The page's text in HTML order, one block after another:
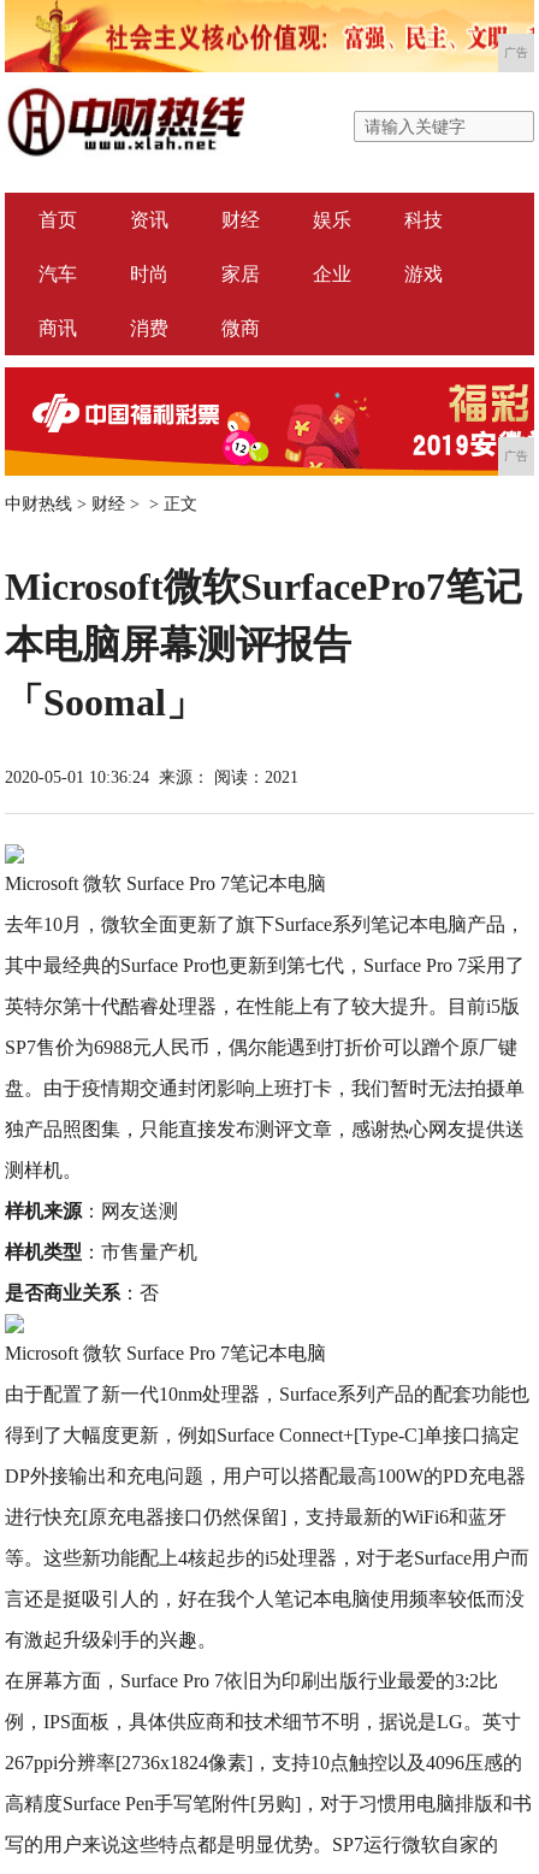
广告
首页 资讯 财经 娱乐 科技
汽车 时尚 家居 企业 游戏
商讯 消费 微商
广告
中财热线 > 财经 > > 正文
Microsoft微软SurfacePro7笔记
本电脑屏幕测评报告
「Soomal」
2020-05-01 10:36:24 来源： 阅读：2021
Microsoft 微软 Surface Pro 7笔记本电脑
去年10月，微软全面更新了旗下Surface系列笔记本电脑产品，
其中最经典的Surface Pro也更新到第七代，Surface Pro 7采用了
英特尔第十代酷睿处理器，在性能上有了较大提升。目前i5版
SP7售价为6988元人民币，偶尔能遇到打折价可以蹭个原厂键
盘。由于疫情期交通封闭影响上班打卡，我们暂时无法拍摄单
独产品照图集，只能直接发布测评文章，感谢热心网友提供送
测样机。
样机来源 ：网友送测
样机类型 ：市售量产机
是否商业关系 ：否
Microsoft 微软 Surface Pro 7笔记本电脑
由于配置了新一代10nm处理器，Surface系列产品的配套功能也
得到了大幅度更新，例如Surface Connect+[Type-C]单接口搞定
DP外接输出和充电问题，用户可以搭配最高100W的PD充电器
进行快充[原充电器接口仍然保留]，支持最新的WiFi6和蓝牙
等。这些新功能配上4核起步的i5处理器，对于老Surface用户而
言还是挺吸引人的，好在我个人笔记本电脑使用频率较低而没
有激起升级剁手的兴趣。
在屏幕方面，Surface Pro 7依旧为印刷出版行业最爱的3:2比
例，IPS面板，具体供应商和技术细节不明，据说是LG。英寸
267ppi分辨率[2736x1824像素]，支持10点触控以及4096压感的
高精度Surface Pen手写笔附件[另购]，对于习惯用电脑排版和书
写的用户来说这些特点都是明显优势。SP7运行微软自家的